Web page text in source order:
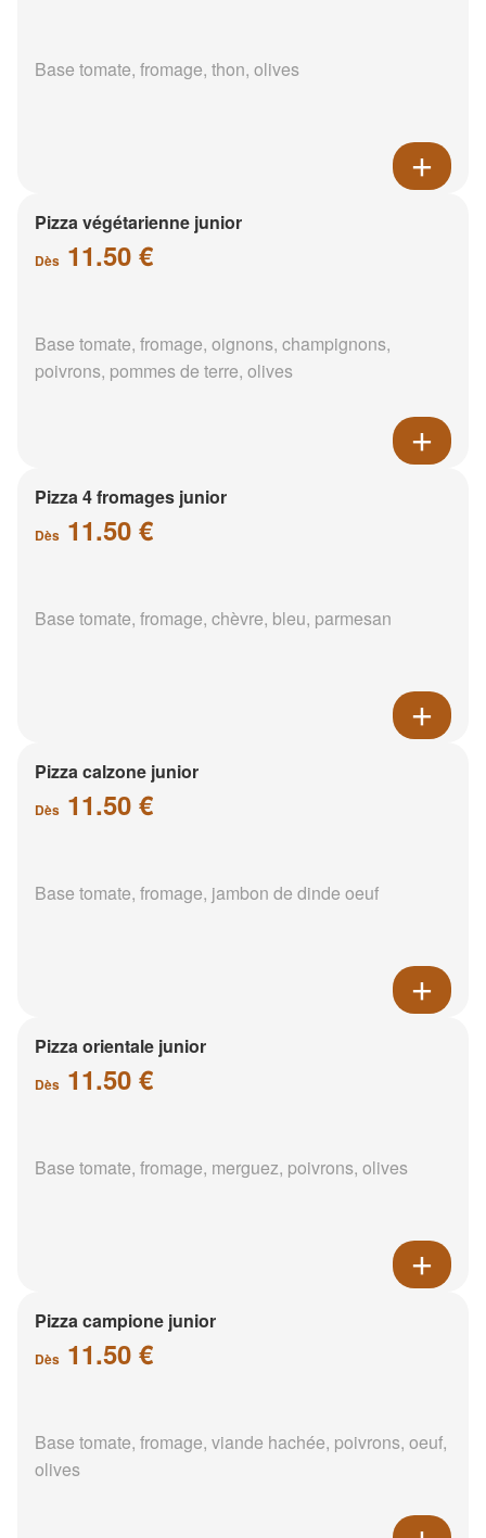
Base tomate, fromage, thon, olives
Pizza végétarienne junior
Dès 11.50 €
Base tomate, fromage, oignons, champignons,
poivrons, pommes de terre, olives
Pizza 4 fromages junior
Dès 11.50 €
Base tomate, fromage, chèvre, bleu, parmesan
Pizza calzone junior
Dès 11.50 €
Base tomate, fromage, jambon de dinde oeuf
Pizza orientale junior
Dès 11.50 €
Base tomate, fromage, merguez, poivrons, olives
Pizza campione junior
Dès 11.50 €
Base tomate, fromage, viande hachée, poivrons, oeuf,
olives